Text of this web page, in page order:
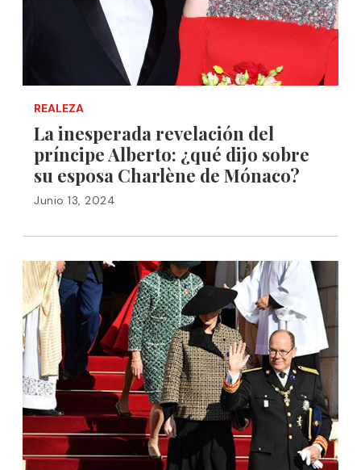
REALEZA
La inesperada revelación del
príncipe Alberto: ¿qué dijo sobre
su esposa Charlène de Mónaco?
Junio 13, 2024